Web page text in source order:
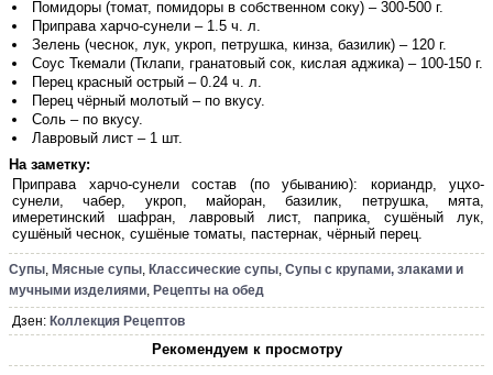
Помидоры (томат, помидоры в собственном соку) – 300-500 г.
Приправа харчо-сунели – 1.5 ч. л.
Зелень (чеснок, лук, укроп, петрушка, кинза, базилик) – 120 г.
Соус Ткемали (Тклапи, гранатовый сок, кислая аджика) – 100-150 г.
Перец красный острый – 0.24 ч. л.
Перец чёрный молотый – по вкусу.
Соль – по вкусу.
Лавровый лист – 1 шт.
На заметку:
Приправа харчо-сунели состав (по убыванию): кориандр, уцхо-
сунели, чабер, укроп, майоран, базилик, петрушка, мята,
имеретинский шафран, лавровый лист, паприка, сушёный лук,
сушёный чеснок, сушёные томаты, пастернак, чёрный перец.
Супы, Мясные супы, Классические супы, Супы с крупами, злаками и
мучными изделиями, Рецепты на обед
Дзен: Коллекция Рецептов
Рекомендуем к просмотру